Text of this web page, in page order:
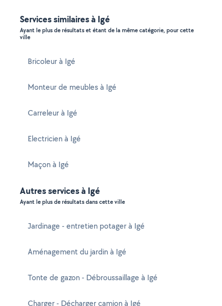
Services similaires à Igé
Ayant le plus de résultats et étant de la même catégorie, pour cette
ville
Bricoleur à Igé
Monteur de meubles à Igé
Carreleur à Igé
Electricien à Igé
Maçon à Igé
Autres services à Igé
Ayant le plus de résultats dans cette ville
Jardinage - entretien potager à Igé
Aménagement du jardin à Igé
Tonte de gazon - Débroussaillage à Igé
Charger - Décharger camion à Igé